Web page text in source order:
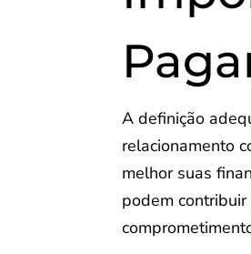
A definição
relacionamento
melhor suas
podem